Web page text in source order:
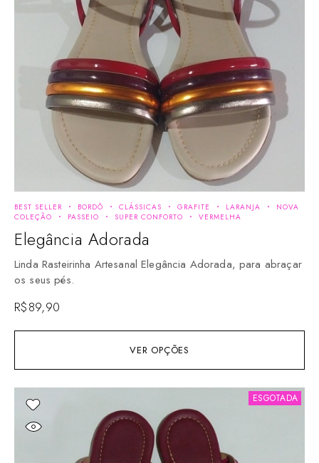
VER OPÇÕES
BEST SELLER BORDÔ CLÁSSICAS GRAFITE LARANJA
NOVA
COLEÇÃO
PASSEIO SUPER CONFORTO VERMELHA
Elegância Adorada
Linda Rasteirinha Artesanal Elegância Adorada, para abraçar
os seus pés.
R$89,90
ESGOTADA